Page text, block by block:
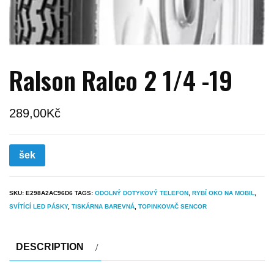
Ralson Ralco 2 1/4 -19
289,00Kč
šek
SKU: E298A2AC96D6 TAGS: ODOLNÝ DOTYKOVÝ TELEFON RYBÍ OKO NA MOBIL
SVÍTÍCÍ LED PÁSKY, TISKÁRNA BAREVNÁ TOPINKOVAČ SENCOR
DESCRIPTION